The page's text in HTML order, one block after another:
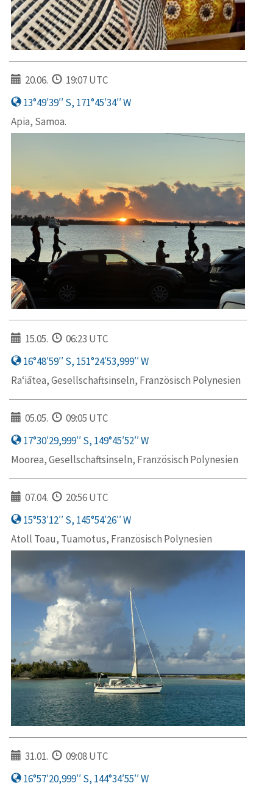
20.06.
19:07 UTC
13°49′39′′ S, 171°45′34′′ W
Apia, Samoa.
15.05.
06:23 UTC
16°48′59′′ S, 151°24′53,999′′ W
Ra‘iātea, Gesellschaftsinseln, Französisch Polynesien
05.05.
09:05 UTC
17°30′29,999′′ S, 149°45′52′′ W
Moorea, Gesellschaftsinseln, Französisch Polynesien
07.04.
20:56 UTC
15°53′12′′ S, 145°54′26′′ W
Atoll Toau, Tuamotus, Französisch Polynesien
31.01.
09:08 UTC
16°57′20,999′′ S, 144°34′55′′ W